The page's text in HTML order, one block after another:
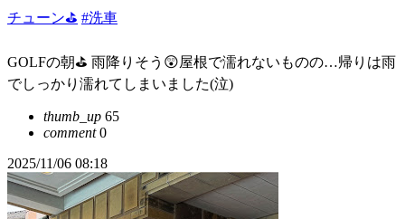
チューン⛳ #洗車
GOLFの朝⛳️ 雨降りそう😲屋根で濡れないものの…帰りは雨
でしっかり濡れてしまいました(泣)
thumb_up 65
comment0
2025/11/06 08:18